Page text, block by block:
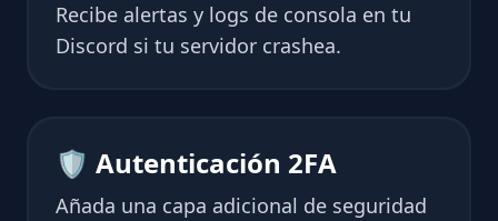
Recibe alertas y logs de consola en tu
Discord si tu servidor crashea.
🛡 Autenticación 2FA
Añada una capa adicional de seguridad